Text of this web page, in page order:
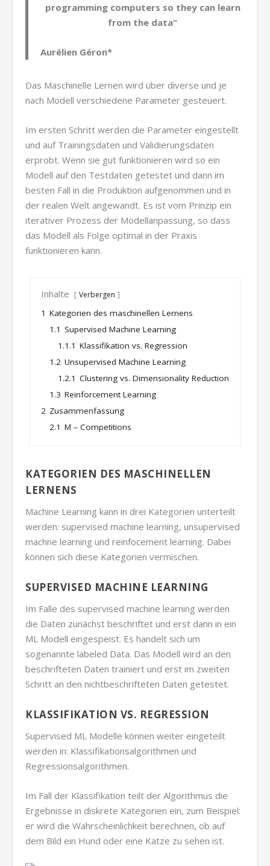
programming computers so they can learn
from the data“
Aurélien Géron*
Das Maschinelle Lernen wird über diverse und je
nach Modell verschiedene Parameter gesteuert.
Im ersten Schritt werden die Parameter eingestellt
und auf Trainingsdaten und Validierungsdaten
erprobt. Wenn sie gut funktionieren wird so ein
Modell auf den Testdaten getestet und dann im
besten Fall in die Produktion aufgenommen und in
der realen Welt angewandt. Es ist vom Prinzip ein
iterativer Prozess der Modellanpassung, so dass
das Modell als Folge optimal in der Praxis
funktionieren kann.
Inhalte Verbergen
1 Kategorien des maschinellen Lernens
1.1 Supervised Machine Learning
1.1.1 Klassifikation vs. Regression
1.2 Unsupervised Machine Learning
1.2.1 Clustering vs. Dimensionality Reduction
1.3 Reinforcement Learning
2 Zusammenfassung
2.1 M – Competitions
KATEGORIEN DES MASCHINELLEN
LERNENS
Machine Learning kann in drei Kategorien unterteilt
werden: supervised machine learning, unsupervised
machne learning und reinfocement learning. Dabei
können sich diese Kategorien vermischen.
SUPERVISED MACHINE LEARNING
Im Falle des supervised machine learning werden
die Daten zunächst beschriftet und erst dann in ein
ML Modell eingespeist. Es handelt sich um
sogenannte labeled Data. Das Modell wird an den
beschrifteten Daten trainiert und erst im zweiten
Schritt an den nichtbeschrifteten Daten getestet.
KLASSIFIKATION VS. REGRESSION
Supervised ML Modelle können weiter eingeteilt
werden in: Klassifikationsalgorithmen und
Regressionsalgorithmen.
Im Fall der Klassifikation teilt der Algorithmus die
Ergebnisse in diskrete Kategorien ein, zum Beispiel:
er wird die Wahrscheinlichkeit berechnen, ob auf
dem Bild ein Hund oder eine Katze zu sehen ist.